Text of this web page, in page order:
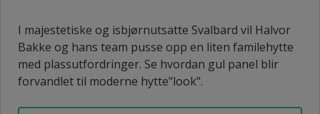
I majestetiske og isbjørnutsatte Svalbard vil Halvor
Bakke og hans team pusse opp en liten familehytte
med plassutfordringer. Se hvordan gul panel blir
forvandlet til moderne hytte"look".